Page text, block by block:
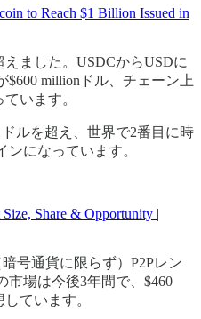
to Reach $1 Billion Issued in
ました。USDCからUSDに
millionドル、チェーン上
います。
ルを超え、世界で2番目に時
になっています。
Share & Opportunity |
号通貨に限らず）P2Pレン
市場は今後3年間で、$460
ています。